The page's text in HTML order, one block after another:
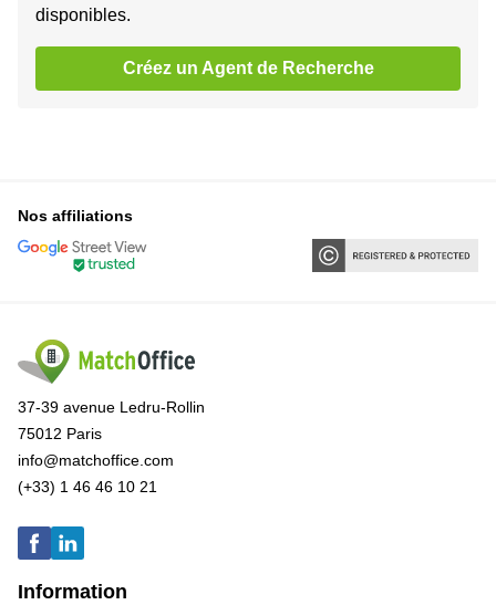
disponibles.
Créez un Agent de Recherche
Nos affiliations
37-39 avenue Ledru-Rollin
75012 Paris
info@matchoffice.com
(+33) 1 46 46 10 21
Information